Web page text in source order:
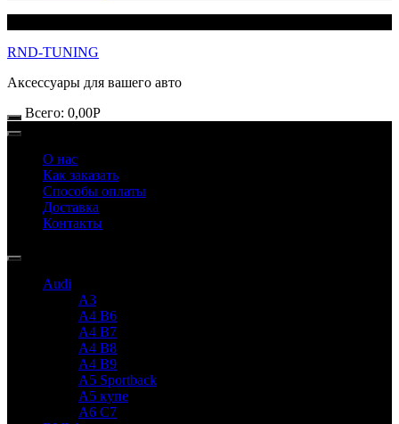
RND-TUNING
Аксессуары для вашего авто
Всего: 0,00Р
О нас
Как заказать
Способы оплаты
Доставка
Контакты
Audi
A3
A4 B6
A4 B7
A4 B8
A4 B9
A5 Sportback
A5 купе
A6 C7